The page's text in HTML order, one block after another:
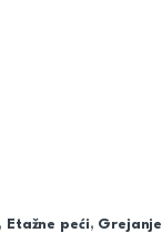
, Etažne peći, Grejanje